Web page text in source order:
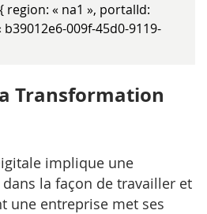
« na1 », portalId:
009f-45d0-9119-
Transformation
implique une
la façon de travailler et
une entreprise met ses